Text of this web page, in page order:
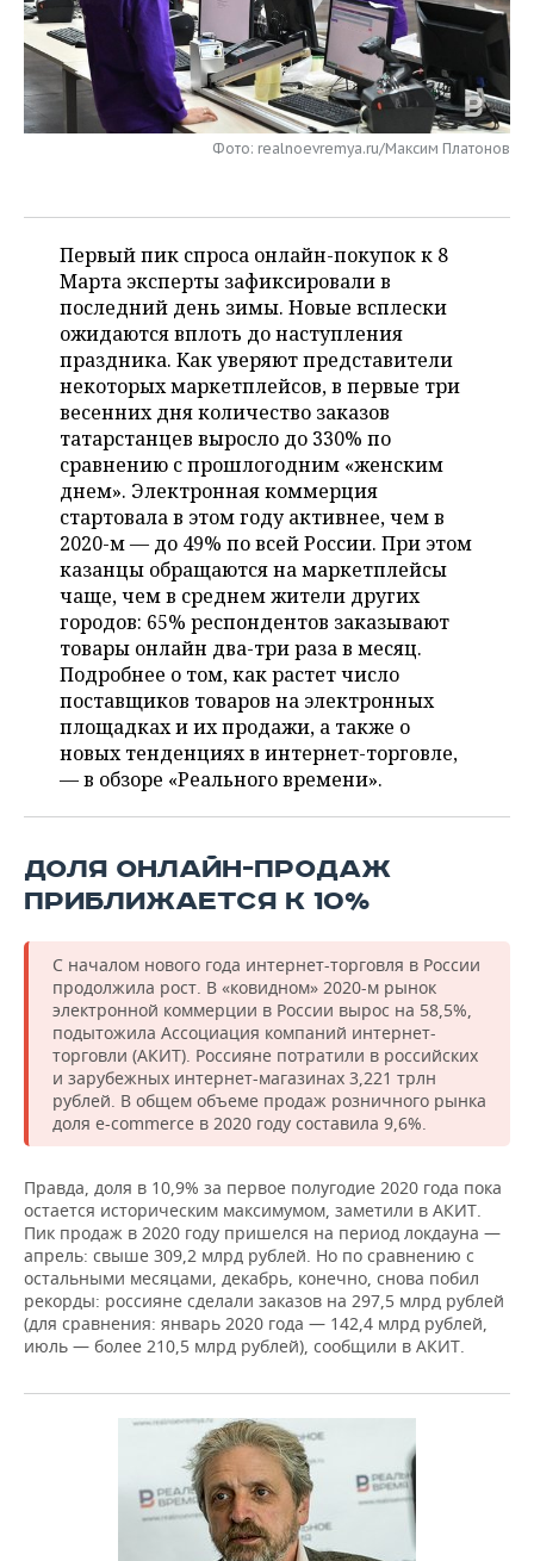
НЕФТЕХИМИЯ
НЕФТЬ
ОПК
РОЗНИЧНАЯ ТОРГОВЛЯ
ТРАНСПОРТ
НОВОСТИ ТЕХНОЛОГИЙ
IT
МЕРОПРИЯТИЯ
НОВОСТИ МЕРОПРИЯТИЙ
ВЫЕЗДНАЯ РЕДАКЦИЯ
ONLINE-КОНФЕРЕНЦИИ
ОТКРЫТАЯ ЛЕКЦИЯ
СПОРТ
ХОККЕЙ
БАСКЕТБОЛ
ВОЛЕЙБОЛ
ФИГУРНОЕ КАТАНИЕ
ВОДНЫЕ ВИДЫ СПОРТА
ХОККЕЙ С МЯЧОМ
ВЛАСТЬ
ИНФРАСТРУКТУРА
ИСТОРИЯ
МЕДИЦИНА
ОБРАЗОВАНИЕ
ПРОИСШЕСТВИЯ
СЮЖЕТЫ
СПРАВОЧНИК
СПИСОК ПЕРСОН
СПИСОК КОМПАНИЙ
ПОЛНАЯ ВЕРСИЯ
Фото: realnoevremya.ru/Максим Платонов
Первый пик спроса онлайн-покупок к 8
Марта эксперты зафиксировали в
последний день зимы. Новые всплески
ожидаются вплоть до наступления
праздника. Как уверяют представители
некоторых маркетплейсов, в первые три
весенних дня количество заказов
татарстанцев выросло до 330% по
сравнению с прошлогодним «женским
днем». Электронная коммерция
стартовала в этом году активнее, чем в
2020-м — до 49% по всей России. При этом
казанцы обращаются на маркетплейсы
чаще, чем в среднем жители других
городов: 65% респондентов заказывают
товары онлайн два-три раза в месяц.
Подробнее о том, как растет число
поставщиков товаров на электронных
площадках и их продажи, а также о
новых тенденциях в интернет-торговле,
— в обзоре «Реального времени».
ДОЛЯ ОНЛАЙН-ПРОДАЖ
ПРИБЛИЖАЕТСЯ К 10%
С началом нового года интернет-торговля в России
продолжила рост. В «ковидном» 2020-м рынок
электронной коммерции в России вырос на 58,5%,
подытожила Ассоциация компаний интернет-
торговли (АКИТ). Россияне потратили в российских
и зарубежных интернет-магазинах 3,221 трлн
рублей. В общем объеме продаж розничного рынка
доля e-commerce в 2020 году составила 9,6%.
Правда, доля в 10,9% за первое полугодие 2020 года пока
остается историческим максимумом, заметили в АКИТ.
Пик продаж в 2020 году пришелся на период локдауна —
апрель: свыше 309,2 млрд рублей. Но по сравнению с
остальными месяцами, декабрь, конечно, снова побил
рекорды: россияне сделали заказов на 297,5 млрд рублей
(для сравнения: январь 2020 года — 142,4 млрд рублей,
июль — более 210,5 млрд рублей), сообщили в АКИТ.